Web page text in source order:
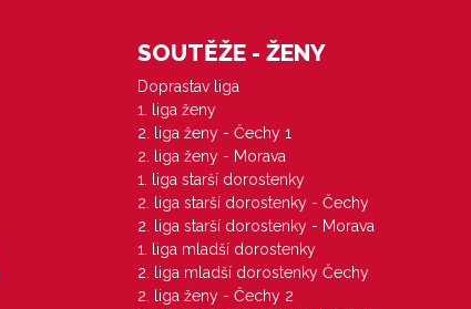
SOUTĚŽE - ŽENY
Doprastav liga
1. liga ženy
2. liga ženy - Čechy 1
2. liga ženy - Morava
1. liga starší dorostenky
2. liga starší dorostenky - Čechy
2. liga starší dorostenky - Morava
1. liga mladší dorostenky
2. liga mladší dorostenky Čechy
2. liga ženy - Čechy 2